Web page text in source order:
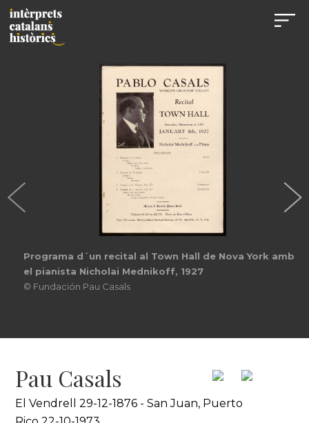
Anunci d´un concert a Youngstown amb
Jacques Thibaud
© Fundación Pau Casals
Pau Casals
El Vendrell 29-12-1876 - San Juan, Puerto